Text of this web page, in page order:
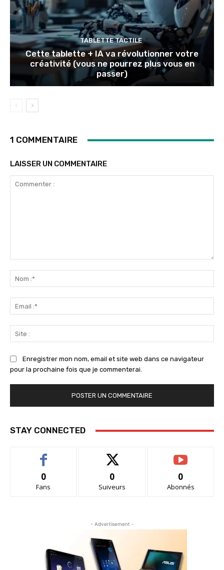
TABLETTE TACTILE
Cette tablette + IA va révolutionner votre
créativité (vous ne pourrez plus vous en
passer)
1 COMMENTAIRE
LAISSER UN COMMENTAIRE
:*
:*
:
Enregistrer mon nom, email et site web dans ce navigateur
pour la prochaine fois que je commenterai.
STAY CONNECTED
0
Fans
0
Suiveurs
0
Abonnés
- Advertisement -